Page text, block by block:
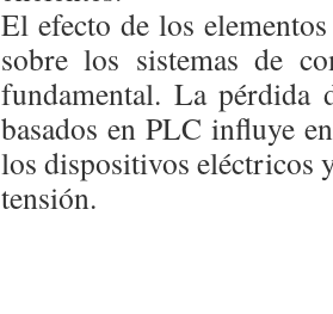
El efecto de los
sobre los sistemas de
fundamental. La pérdida
basados en PLC influye
los dispositivos eléctricos
tensión.